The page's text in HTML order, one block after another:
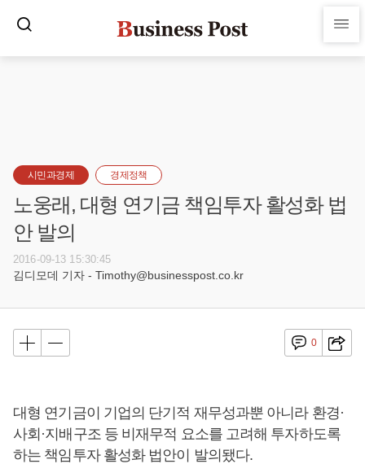
시민과경제 경제정책
노웅래, 대형 연기금 책임투자 활성화 법
안 발의
2016-09-13 15:30:45
김디모데 기자 - Timothy@businesspost.co.kr
0
대형 연기금이 기업의 단기적 재무성과뿐 아니라 환경·
사회·지배구조 등 비재무적 요소를 고려해 투자하도록
하는 책임투자 활성화 법안이 발의됐다.